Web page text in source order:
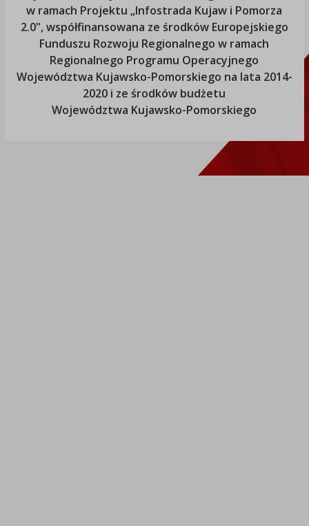
w ramach Projektu „Infostrada Kujaw i Pomorza
2.0", współfinansowana ze środków Europejskiego
Funduszu Rozwoju Regionalnego w ramach
Regionalnego Programu Operacyjnego
Województwa Kujawsko-Pomorskiego na lata 2014-
2020 i ze środków budżetu
Województwa Kujawsko-Pomorskiego